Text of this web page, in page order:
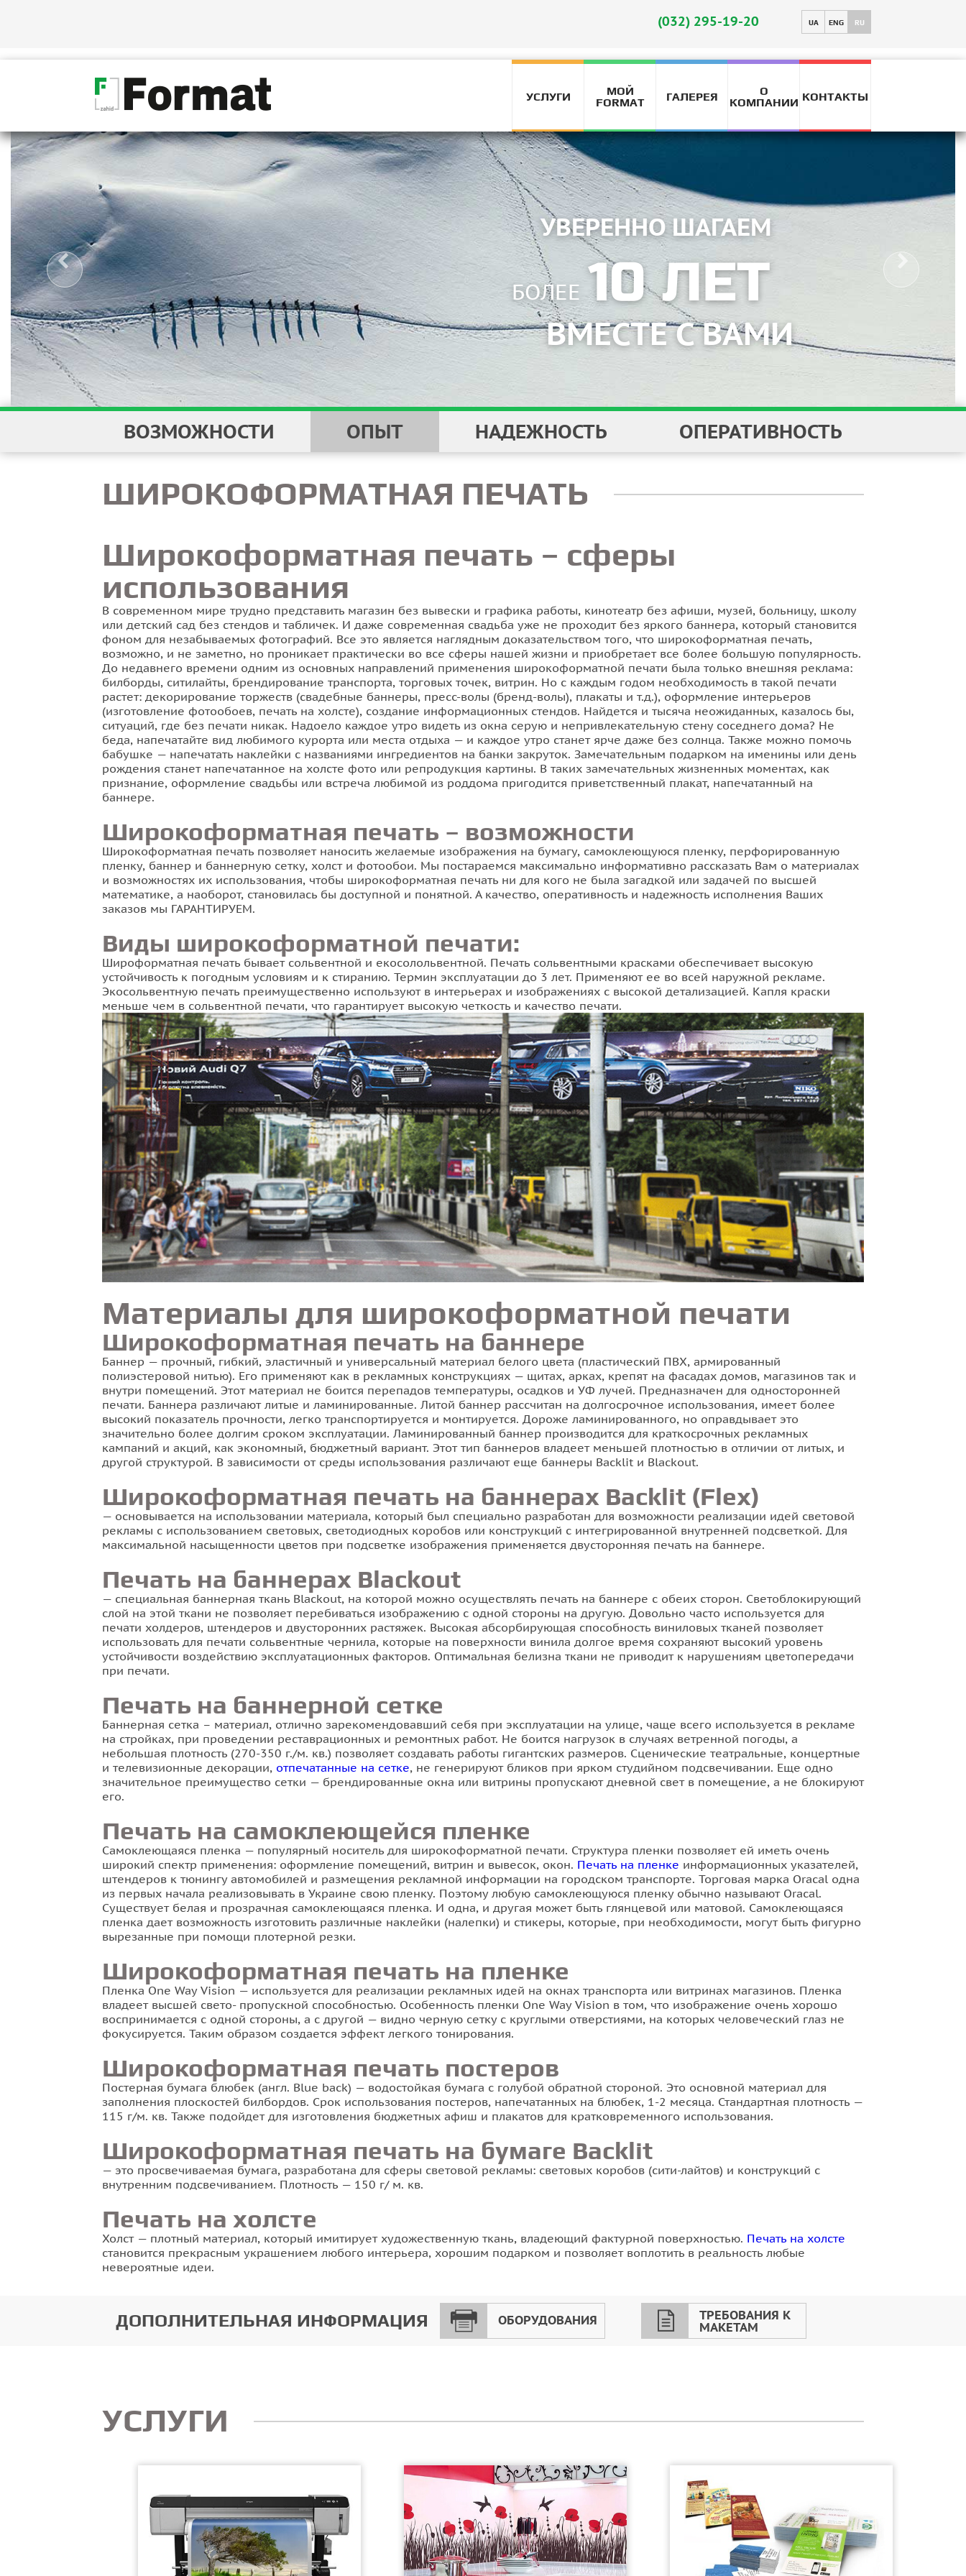
(032) 295-19-20 UA ENG RU
УСЛУГИ
МОЙ
FORMAT
ГАЛЕРЕЯ
О
КОМПАНИИ КОНТАКТЫ
10 ЛЕТ
НАДЕЖНОСТИ
ВОЗМОЖНОСТИ ОПЫТ НАДЕЖНОСТЬ ОПЕРАТИВНОСТЬ
ШИРОКОФОРМАТНАЯ ПЕЧАТЬ
Широкоформатная печать – сферы
использования
В современном мире трудно представить магазин без вывески и графика работы, кинотеатр без афиши, музей, больницу, школу
или детский сад без стендов и табличек. И даже современная свадьба уже не проходит без яркого баннера, который становится
фоном для незабываемых фотографий. Все это является наглядным доказательством того, что широкоформатная печать,
возможно, и не заметно, но проникает практически во все сферы нашей жизни и приобретает все более большую популярность.
До недавнего времени одним из основных направлений применения широкоформатной печати была только внешняя реклама:
билборды, ситилайты, брендирование транспорта, торговых точек, витрин. Но с каждым годом необходимость в такой печати
растет: декорирование торжеств (свадебные баннеры, пресс-волы (бренд-волы), плакаты и т.д.), оформление интерьеров
(изготовление фотообоев, печать на холсте), создание информационных стендов. Найдется и тысяча неожиданных, казалось бы,
ситуаций, где без печати никак. Надоело каждое утро видеть из окна серую и непривлекательную стену соседнего дома? Не
беда, напечатайте вид любимого курорта или места отдыха — и каждое утро станет ярче даже без солнца. Также можно помочь
бабушке — напечатать наклейки с названиями ингредиентов на банки закруток. Замечательным подарком на именины или день
рождения станет напечатанное на холсте фото или репродукция картины. В таких замечательных жизненных моментах, как
признание, оформление свадьбы или встреча любимой из роддома пригодится приветственный плакат, напечатанный на
баннере.
Широкоформатная печать – возможности
Широкоформатная печать позволяет наносить желаемые изображения на бумагу, самоклеющуюся пленку, перфорированную
пленку, баннер и баннерную сетку, холст и фотообои. Мы постараемся максимально информативно рассказать Вам о материалах
и возможностях их использования, чтобы широкоформатная печать ни для кого не была загадкой или задачей по высшей
математике, а наоборот, становилась бы доступной и понятной. А качество, оперативность и надежность исполнения Ваших
заказов мы ГАРАНТИРУЕМ.
Виды широкоформатной печати:
Широформатная печать бывает сольвентной и екосолольвентной. Печать сольвентными красками обеспечивает высокую
устойчивость к погодным условиям и к стиранию. Термин эксплуатации до 3 лет. Применяют ее во всей наружной рекламе.
Экосольвентную печать преимущественно используют в интерьерах и изображениях с высокой детализацией. Капля краски
меньше чем в сольвентной печати, что гарантирует высокую четкость и качество печати.
Материалы для широкоформатной печати
Широкоформатная печать на баннере
Баннер — прочный, гибкий, эластичный и универсальный материал белого цвета (пластический ПВХ, армированный
полиэстеровой нитью). Его применяют как в рекламных конструкциях — щитах, арках, крепят на фасадах домов, магазинов так и
внутри помещений. Этот материал не боится перепадов температуры, осадков и УФ лучей. Предназначен для односторонней
печати. Баннера различают литые и ламинированные. Литой баннер рассчитан на долгосрочное использования, имеет более
высокий показатель прочности, легко транспортируется и монтируется. Дороже ламинированного, но оправдывает это
значительно более долгим сроком эксплуатации. Ламинированный баннер производится для краткосрочных рекламных
кампаний и акций, как экономный, бюджетный вариант. Этот тип баннеров владеет меньшей плотностью в отличии от литых, и
другой структурой. В зависимости от среды использования различают еще баннеры Backlit и Blackout.
Широкоформатная печать на баннерах Backlit (Flex)
— основывается на использовании материала, который был специально разработан для возможности реализации идей световой
рекламы с использованием световых, светодиодных коробов или конструкций с интегрированной внутренней подсветкой. Для
максимальной насыщенности цветов при подсветке изображения применяется двусторонняя печать на баннере.
Печать на баннерах Blackout
— специальная баннерная ткань Blackout, на которой можно осуществлять печать на баннере с обеих сторон. Светоблокирующий
слой на этой ткани не позволяет перебиваться изображению с одной стороны на другую. Довольно часто используется для
печати холдеров, штендеров и двусторонних растяжек. Высокая абсорбирующая способность виниловых тканей позволяет
использовать для печати сольвентные чернила, которые на поверхности винила долгое время сохраняют высокий уровень
устойчивости воздействию эксплуатационных факторов. Оптимальная белизна ткани не приводит к нарушениям цветопередачи
при печати.
Печать на баннерной сетке
Баннерная сетка – материал, отлично зарекомендовавший себя при эксплуатации на улице, чаще всего используется в рекламе
на стройках, при проведении реставрационных и ремонтных работ. Не боится нагрузок в случаях ветренной погоды, а
небольшая плотность (270-350 г./м. кв.) позволяет создавать работы гигантских размеров. Сценические театральные, концертные
и телевизионные декорации, отпечатанные на сетке, не генерируют бликов при ярком студийном подсвечивании. Еще одно
значительное преимущество сетки — брендированные окна или витрины пропускают дневной свет в помещение, а не блокируют
его.
Печать на самоклеющейся пленке
Самоклеющаяся пленка — популярный носитель для широкоформатной печати. Структура пленки позволяет ей иметь очень
широкий спектр применения: оформление помещений, витрин и вывесок, окон. Печать на пленке информационных указателей,
штендеров к тюнингу автомобилей и размещения рекламной информации на городском транспорте. Торговая марка Oracal одна
из первых начала реализовывать в Украине свою пленку. Поэтому любую самоклеющуюся пленку обычно называют Oracal.
Существует белая и прозрачная самоклеющаяся пленка. И одна, и другая может быть глянцевой или матовой. Самоклеющаяся
пленка дает возможность изготовить различные наклейки (налепки) и стикеры, которые, при необходимости, могут быть фигурно
вырезанные при помощи плотерной резки.
Широкоформатная печать на пленке
Пленка One Way Vision — используется для реализации рекламных идей на окнах транспорта или витринах магазинов. Пленка
владеет высшей свето- пропускной способностью. Особенность пленки One Way Vision в том, что изображение очень хорошо
воспринимается с одной стороны, а с другой — видно черную сетку с круглыми отверстиями, на которых человеческий глаз не
фокусируется. Таким образом создается эффект легкого тонирования.
Широкоформатная печать постеров
Постерная бумага блюбек (англ. Blue back) — водостойкая бумага с голубой обратной стороной. Это основной материал для
заполнения плоскостей билбордов. Срок использования постеров, напечатанных на блюбек, 1-2 месяца. Стандартная плотность —
115 г/м. кв. Также подойдет для изготовления бюджетных афиш и плакатов для кратковременного использования.
Широкоформатная печать на бумаге Backlit
— это просвечиваемая бумага, разработана для сферы световой рекламы: световых коробов (сити-лайтов) и конструкций с
внутренним подсвечиванием. Плотность — 150 г/ м. кв.
Печать на холсте
Холст — плотный материал, который имитирует художественную ткань, владеющий фактурной поверхностью. Печать на холсте
становится прекрасным украшением любого интерьера, хорошим подарком и позволяет воплотить в реальность любые
невероятные идеи.
ДОПОЛНИТЕЛЬНАЯ ИНФОРМАЦИЯ ТРЕБОВАНИЯ К
МАКЕТАМ
ОБОРУДОВАНИЯ
УСЛУГИ